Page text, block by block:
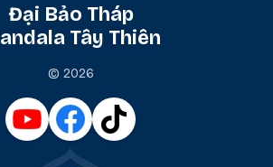
Đại Bảo Tháp
Tây Thiên
© 2026